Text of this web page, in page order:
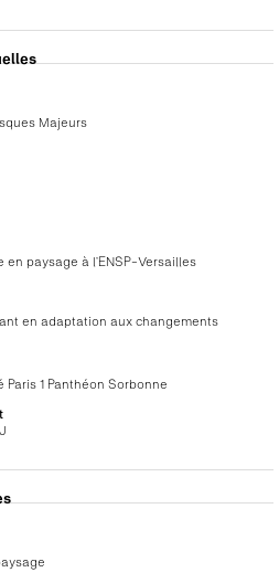
Majeurs
paysage à l’ENSP-Versailles
en adaptation aux changements
1 Panthéon Sorbonne